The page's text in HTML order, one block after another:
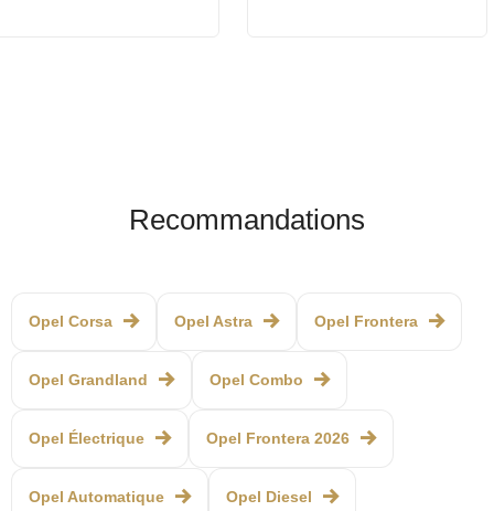
Recommandations
Opel Corsa Opel Astra Opel Frontera
Opel Grandland Opel Combo
Opel Électrique Opel Frontera 2026
Opel Automatique Opel Diesel